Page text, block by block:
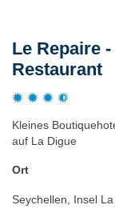
Le Repaire
Restaurant
Kleines
auf La Digue
Ort
Seychellen, Insel